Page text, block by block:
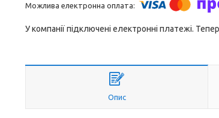
У компанії підключені електронні платежі.
Опис